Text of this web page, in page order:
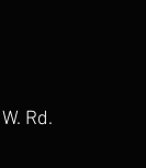
Rd.